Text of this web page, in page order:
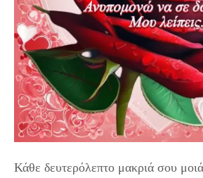
Κάθε δευτερόλεπτο μακριά σου